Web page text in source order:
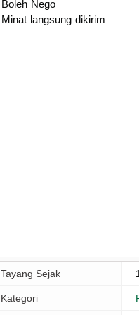
Boleh Nego
Minat langsung dikirim
Tayang Sejak
Kategori